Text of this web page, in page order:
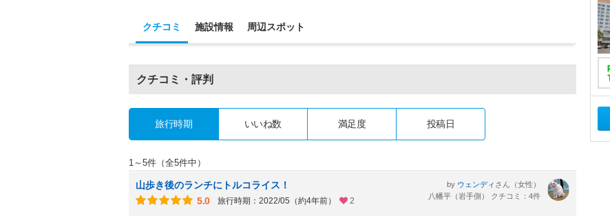
クチコミ 施設情報 周辺スポット
クチコミ・評判
旅行時期 いいね数 満足度 投稿日
1～5件（全5件中）
山歩き後のランチにトルコライス！
5.0
旅行時期：2022/05（約4年前） 2
by ウェンディ さん（女性）
八幡平（岩手側） クチコミ：4件